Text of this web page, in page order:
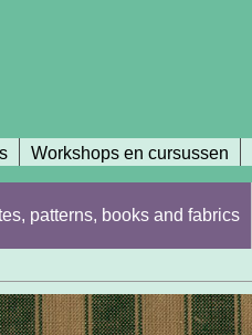
Workshops en cursussen
patterns, books and fabrics